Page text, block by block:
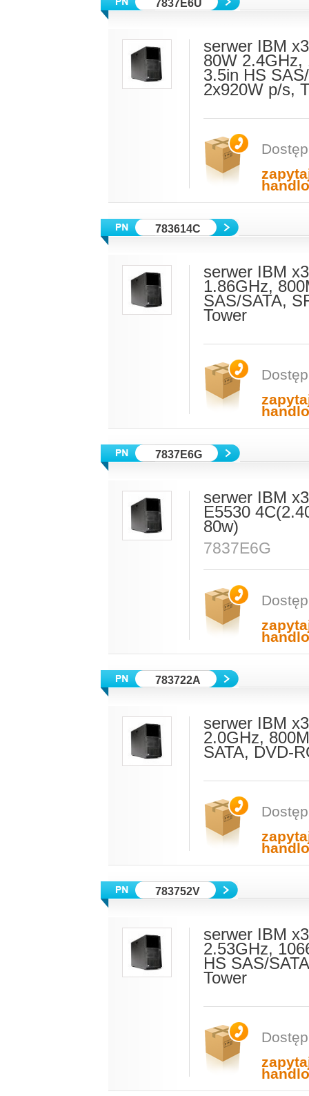
7837E6U
serwer IBM
80W 2.4GHz,
3.5in HS
2x920W p/s,
783614C
serwer IBM
1.86GHz,
SAS/SATA,
Tower
7837E6G
serwer IBM
E5530
80w)
7837E6G
783722A
serwer IBM
2.0GHz,
SATA, DVD-
783752V
serwer IBM
2.53GHz,
HS SAS/
Tower